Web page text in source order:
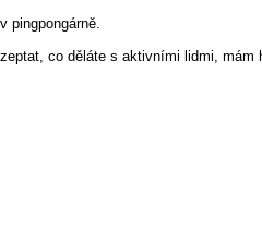
pingpongárně.
co děláte s aktivními lidmi, mám